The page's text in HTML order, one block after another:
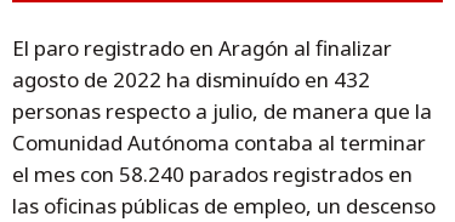
El paro registrado en Aragón al finalizar
agosto de 2022 ha disminuído en 432
personas respecto a julio, de manera que la
Comunidad Autónoma contaba al terminar
el mes con 58.240 parados registrados en
las oficinas públicas de empleo, un descenso